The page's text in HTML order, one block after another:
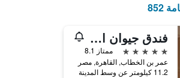
فندق جيوان القاهرة
5 نجوم
ممتاز 8.1
عمر بن الخطاب, القاهرة, مصر
11.2 كيلومتر عن وسط المدينة